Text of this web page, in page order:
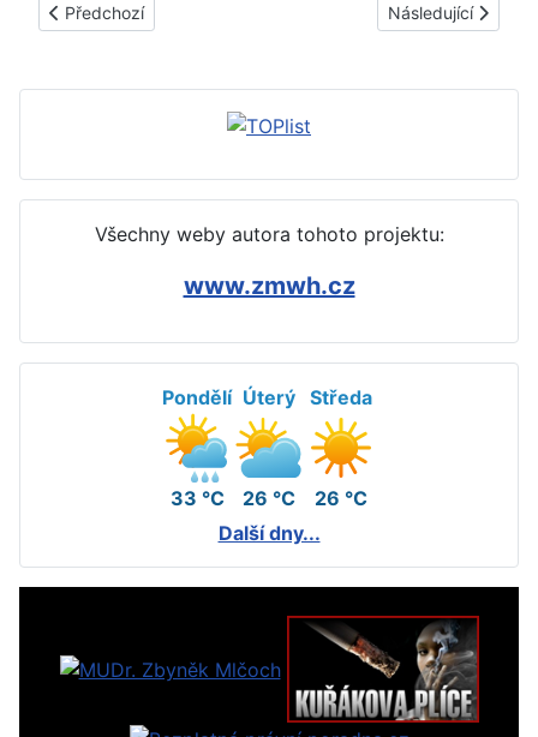
Předchozí článek: Skvrny, fleky od cigaret, nikotinu na
Předchozí Další článek:
Následující
Všechny weby autora tohoto projektu:
www.zmwh.cz
Pondělí
33 °C
Úterý
26 °C
Středa
26 °C
Další dny...